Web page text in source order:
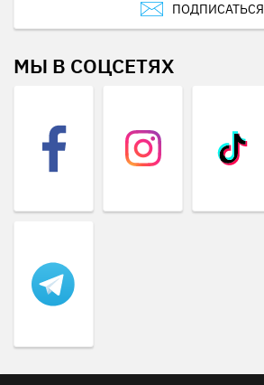
ПОДПИСАТЬСЯ
МЫ В СОЦСЕТЯХ